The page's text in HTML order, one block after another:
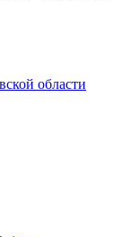
области